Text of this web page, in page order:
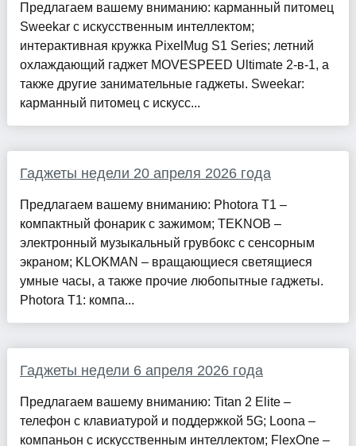
Предлагаем вашему вниманию: карманный питомец
Sweekar с искусственным интеллектом;
интерактивная кружка PixelMug S1 Series; летний
охлаждающий гаджет MOVESPEED Ultimate 2-в-1, а
также другие занимательные гаджеты. Sweekar:
карманный питомец с искусс...
Гаджеты недели 20 апреля 2026 года
Предлагаем вашему вниманию: Photora T1 –
компактный фонарик с зажимом; TEKNOB –
электронный музыкальный грувбокс с сенсорным
экраном; KLOKMAN – вращающиеся светящиеся
умные часы, а также прочие любопытные гаджеты.
Photora T1: компа...
Гаджеты недели 6 апреля 2026 года
Предлагаем вашему вниманию: Titan 2 Elite –
телефон с клавиатурой и поддержкой 5G; Loona –
компаньон с искусственным интеллектом; FlexOne –